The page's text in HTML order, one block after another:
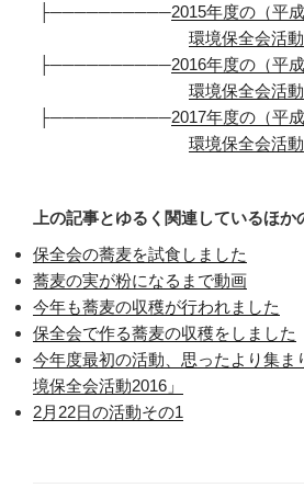
├──────────2015年度の（平
環境保全会活動
├──────────2016年度の（平
環境保全会活動
├──────────2017年度の（平
環境保全会活動
上の記事とゆるく関連しているほか
保全会の蕎麦を試食しました
蕎麦の実が粉になるまで動画
今年も蕎麦の収穫が行われました
保全会で作る蕎麦の収穫をしました
今年度最初の活動、思ったより集ま
境保全会活動2016」
2月22日の活動その1